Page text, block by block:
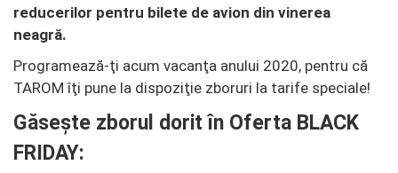
reducerilor pentru bilete de avion din vinerea
neagră.
Programează-ţi acum vacanţa anului 2020, pentru că
TAROM îţi pune la dispoziţie zboruri la tarife speciale!
Găseşte zborul dorit în Oferta BLACK
FRIDAY: